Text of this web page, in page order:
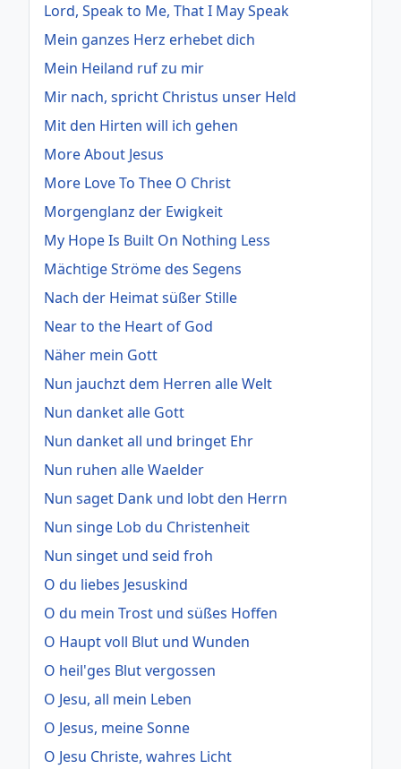
Lord, Speak to Me, That I May Speak
Mein ganzes Herz erhebet dich
Mein Heiland ruf zu mir
Mir nach, spricht Christus unser Held
Mit den Hirten will ich gehen
More About Jesus
More Love To Thee O Christ
Morgenglanz der Ewigkeit
My Hope Is Built On Nothing Less
Mächtige Ströme des Segens
Nach der Heimat süßer Stille
Near to the Heart of God
Näher mein Gott
Nun jauchzt dem Herren alle Welt
Nun danket alle Gott
Nun danket all und bringet Ehr
Nun ruhen alle Waelder
Nun saget Dank und lobt den Herrn
Nun singe Lob du Christenheit
Nun singet und seid froh
O du liebes Jesuskind
O du mein Trost und süßes Hoffen
O Haupt voll Blut und Wunden
O heil'ges Blut vergossen
O Jesu, all mein Leben
O Jesus, meine Sonne
O Jesu Christe, wahres Licht